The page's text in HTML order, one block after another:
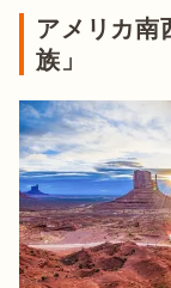
アメリカ南
族」